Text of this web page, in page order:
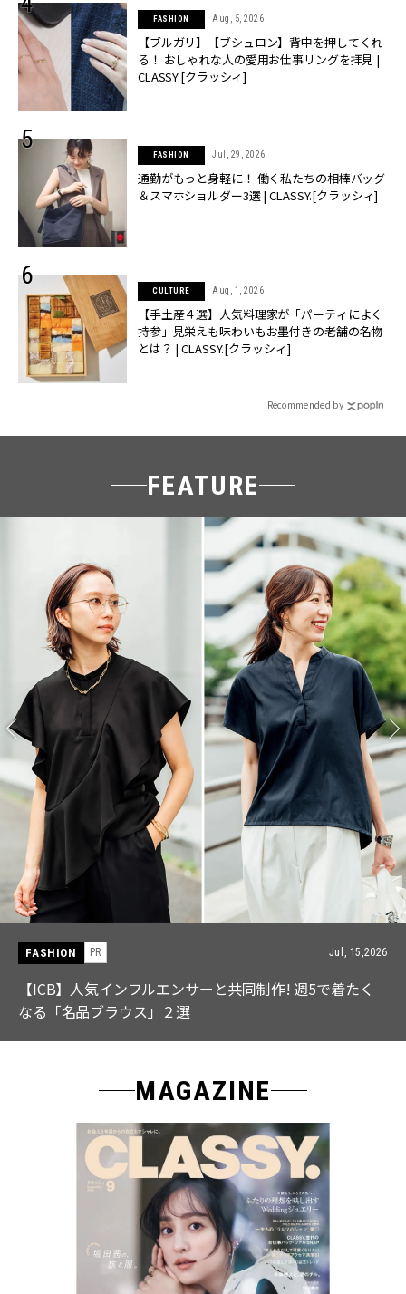
FASHION Aug, 5, 2026
【ブルガリ】【ブシュロン】背中を押してくれ
る！ おしゃれな人の愛用お仕事リングを拝見 |
CLASSY.[クラッシィ]
FASHION Jul, 29, 2026
通勤がもっと身軽に！ 働く私たちの相棒バッグ
＆スマホショルダー3選 | CLASSY.[クラッシィ]
CULTURE Aug, 1, 2026
【手土産４選】人気料理家が「パーティによく
持参」見栄えも味わいもお墨付きの老舗の名物
とは？ | CLASSY.[クラッシィ]
Recommended by
FEATURE
FASHION PR Jul, 15,2026
【ICB】人気インフルエンサーと共同制作! 週5で着たく
なる「名品ブラウス」２選
MAGAZINE